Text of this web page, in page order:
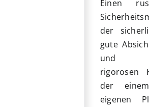
Einen
der
gute
und
rigorosen
der
eigenen